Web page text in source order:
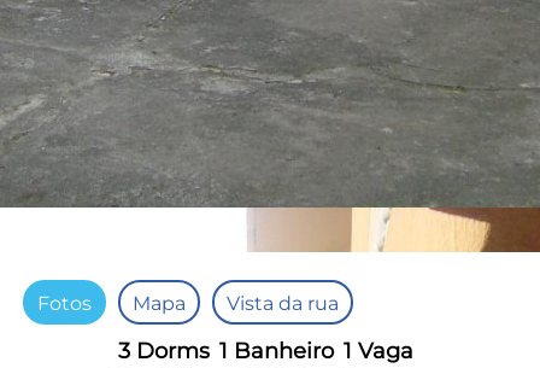
Fotos Mapa Vista da rua
3 Dorms 1 Banheiro 1 Vaga